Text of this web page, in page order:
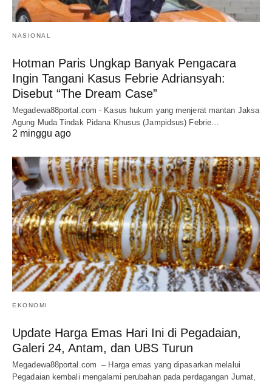
NASIONAL
Hotman Paris Ungkap Banyak Pengacara
Ingin Tangani Kasus Febrie Adriansyah:
Disebut “The Dream Case”
Megadewa88portal.com - Kasus hukum yang menjerat mantan Jaksa
Agung Muda Tindak Pidana Khusus (Jampidsus) Febrie…
2 minggu ago
EKONOMI
Update Harga Emas Hari Ini di Pegadaian,
Galeri 24, Antam, dan UBS Turun
Megadewa88portal.com – Harga emas yang dipasarkan melalui
Pegadaian kembali mengalami perubahan pada perdagangan Jumat,